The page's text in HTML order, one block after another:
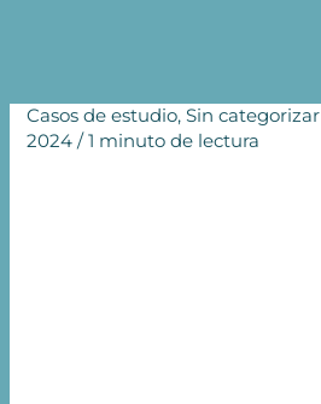
Casos de estudio,Sin categorizar
2024/1 minuto de lectura